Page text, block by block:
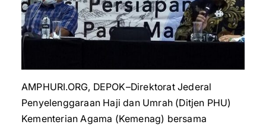
AMPHURI.ORG, DEPOK–Direktorat Jederal
Penyelenggaraan Haji dan Umrah (Ditjen PHU)
Kementerian Agama (Kemenag) bersama